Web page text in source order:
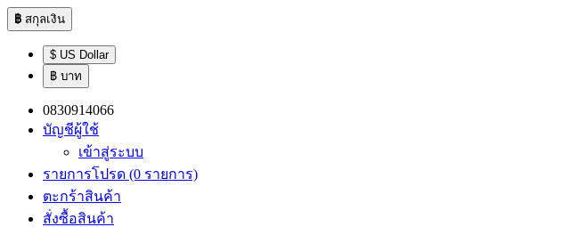
฿ สกุลเงิน
$ US Dollar
฿ บาท
0830914066
บัญชีผู้ใช้
เข้าสู่ระบบ
รายการโปรด (0 รายการ)
ตะกร้าสินค้า
สั่งซื้อสินค้า